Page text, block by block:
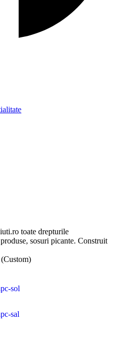
toate drepturile
sosuri picante. Construit